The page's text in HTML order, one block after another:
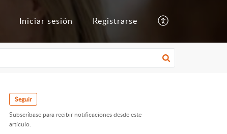
Iniciar sesión Registrarse
Seguir
Subscríbase para recibir notificaciones desde este
artículo.